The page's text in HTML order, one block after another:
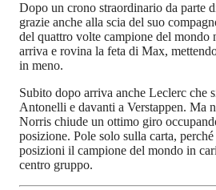
Dopo un crono straordinario da parte
grazie anche alla scia del suo
del quattro volte campione del mondo
arriva e rovina la feta di Max,
in meno.
Subito dopo arriva anche Leclerc che
Antonelli e davanti a Verstappen. Ma
Norris chiude un ottimo giro
posizione. Pole solo sulla carta,
posizioni il campione del mondo in
centro gruppo.